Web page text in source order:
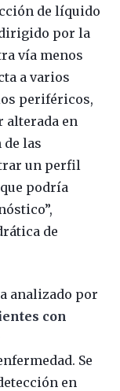
de líquido
por la
vía menos
a varios
periféricos,
alterada en
las
un perfil
podría
de
analizado por
con
Se
en